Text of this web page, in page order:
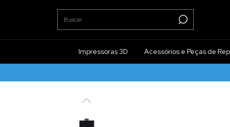
Impressoras 3D Acessórios e Peças de